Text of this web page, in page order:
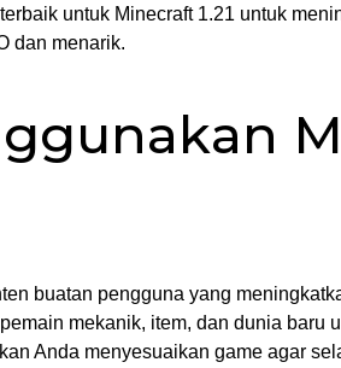
untuk Minecraft 1.21 untuk
dan menarik.
buatan pengguna yang
mekanik, item, dan dunia baru
Anda menyesuaikan game agar